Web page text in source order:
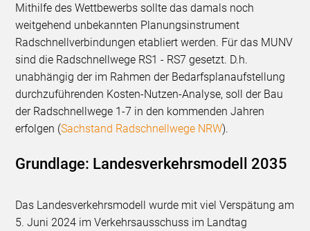
Mithilfe des Wettbewerbs sollte das damals noch
weitgehend unbekannten Planungsinstrument
Radschnellverbindungen etabliert werden. Für das MUNV
sind die Radschnellwege RS1 - RS7 gesetzt. D.h.
unabhängig der im Rahmen der Bedarfsplanaufstellung
durchzuführenden Kosten-Nutzen-Analyse, soll der Bau
der Radschnellwege 1-7 in den kommenden Jahren
erfolgen (Sachstand Radschnellwege NRW).
Grundlage: Landesverkehrsmodell 2035
Das Landesverkehrsmodell wurde mit viel Verspätung am
5. Juni 2024 im Verkehrsausschuss im Landtag